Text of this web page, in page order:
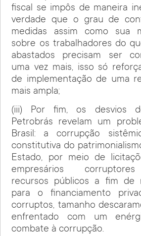
fiscal se impôs de maneira
verdade que o grau de
medidas assim como sua
sobre os trabalhadores do
abastados precisam ser
uma vez mais, isso só
de implementação de uma
mais ampla;
(iii) Por fim, os desvios
Petrobrás revelam um
Brasil: a corrupção
constitutiva do
Estado, por meio de
empresários
recursos públicos a fim de
para o financiamento
corruptos, tamanho
enfrentado com um
combate à corrupção.